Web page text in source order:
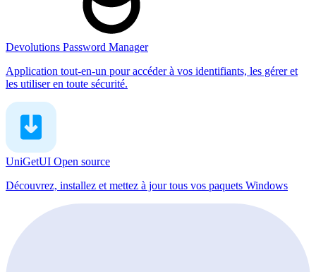
Devolutions Password Manager
Application tout-en-un pour accéder à vos identifiants, les gérer et
les utiliser en toute sécurité.
UniGetUI Open source
Découvrez, installez et mettez à jour tous vos paquets Windows